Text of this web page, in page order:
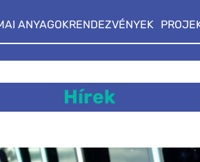
ANYAGOKRENDEZVÉNYEK
Hírek